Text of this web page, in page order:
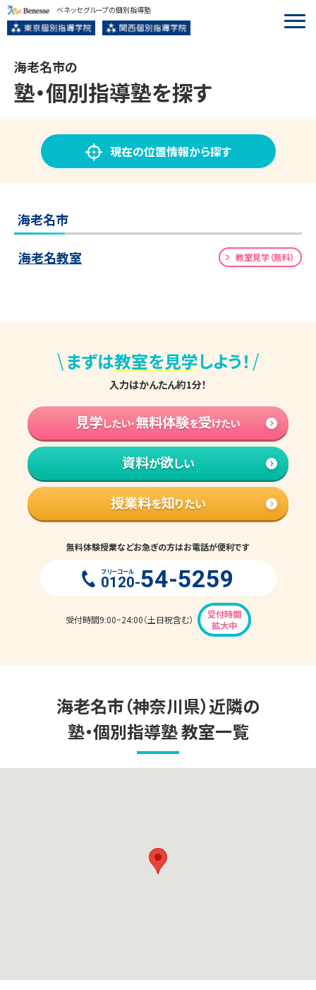
ベネッセグループの個別指導塾
海老名市の
塾・個別指導塾を探す
現在の位置情報から探す
海老名市
海老名教室 教室見学（無料）
\ まずは教室を見学しよう！ /
入力はかんたん約1分！
見学したい・無料体験を受けたい
資料が欲しい
授業料を知りたい
無料体験授業などお急ぎの方はお電話が便利です
フリーコール
0120-54-5259
受付時間9:00~24:00（土日祝含む）
受付時間
拡大中
海老名市（神奈川県）近隣の
塾・個別指導塾 教室一覧